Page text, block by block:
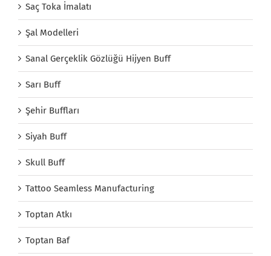
Saç Toka İmalatı
Şal Modelleri
Sanal Gerçeklik Gözlüğü Hijyen Buff
Sarı Buff
Şehir Buffları
Siyah Buff
Skull Buff
Tattoo Seamless Manufacturing
Toptan Atkı
Toptan Baf